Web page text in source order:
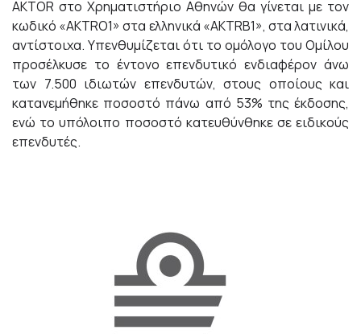
AKTOR στο Χρηματιστήριο Αθηνών θα γίνεται με τον
κωδικό «AKTRΟ1» στα ελληνικά «AKTRB1», στα λατινικά,
αντίστοιχα. Υπενθυμίζεται ότι το ομόλογο του Ομίλου
προσέλκυσε το έντονο επενδυτικό ενδιαφέρον άνω
των 7.500 ιδιωτών επενδυτών, στους οποίους και
κατανεμήθηκε ποσοστό πάνω από 53% της έκδοσης,
ενώ το υπόλοιπο ποσοστό κατευθύνθηκε σε ειδικούς
επενδυτές.